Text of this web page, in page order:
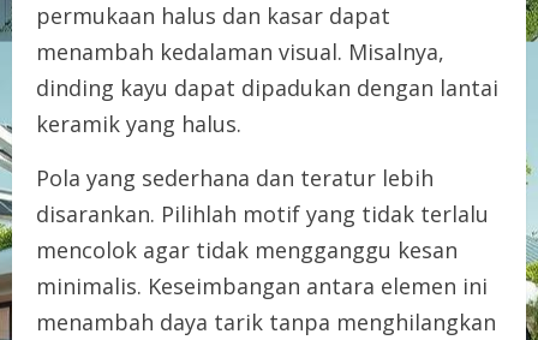
permukaan halus dan kasar dapat
menambah kedalaman visual. Misalnya,
dinding kayu dapat dipadukan dengan lantai
keramik yang halus.
Pola yang sederhana dan teratur lebih
disarankan. Pilihlah motif yang tidak terlalu
mencolok agar tidak mengganggu kesan
minimalis. Keseimbangan antara elemen ini
menambah daya tarik tanpa menghilangkan